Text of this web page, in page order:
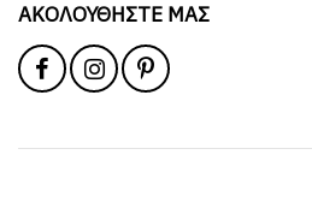
ΑΚΟΛΟΥΘΉΣΤΕ ΜΑΣ